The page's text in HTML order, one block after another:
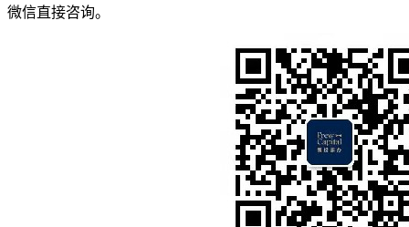
微信直接咨询。